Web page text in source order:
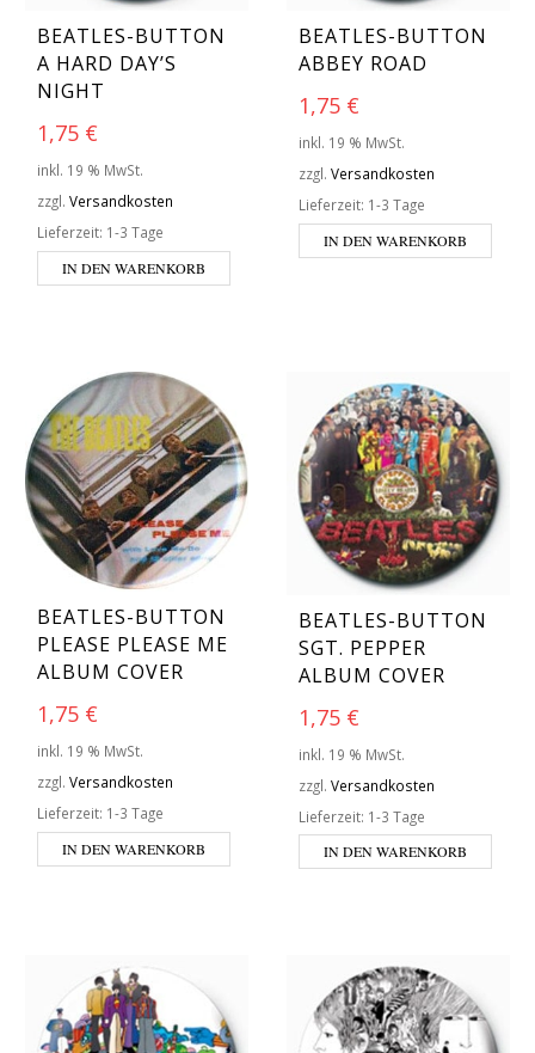
BEATLES-BUTTON
A HARD DAY’S
NIGHT
1,75 €
inkl. 19 % MwSt.
zzgl. Versandkosten
Lieferzeit: 1-3 Tage
IN DEN WARENKORB
BEATLES-BUTTON
ABBEY ROAD
1,75 €
inkl. 19 % MwSt.
zzgl. Versandkosten
Lieferzeit: 1-3 Tage
IN DEN WARENKORB
BEATLES-BUTTON
PLEASE PLEASE ME
ALBUM COVER
1,75 €
inkl. 19 % MwSt.
zzgl. Versandkosten
Lieferzeit: 1-3 Tage
IN DEN WARENKORB
BEATLES-BUTTON
SGT. PEPPER
ALBUM COVER
1,75 €
inkl. 19 % MwSt.
zzgl. Versandkosten
Lieferzeit: 1-3 Tage
IN DEN WARENKORB